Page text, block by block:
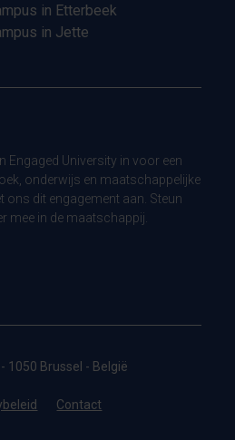
in Etterbeek
in Jette
Engaged University in voor een
onderwijs en maatschappelijke
ons dit engagement aan. Steun
mee in de maatschappij.
1050 Brussel - België
Contact